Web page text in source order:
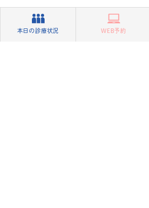
本日の診療状況 WEB予約